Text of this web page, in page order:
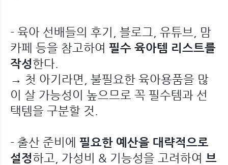
- 육아 선배들의 후기, 블로그, 유튜브, 맘
카페 등을 참고하여 필수 육아템 리스트를
작성한다.
→ 첫 아기라면, 불필요한 육아용품을 많
이 살 가능성이 높으므로 꼭 필수템과 선
택템을 구분할 것.
- 출산 준비에 필요한 예산을 대략적으로
설정하고, 가성비 & 기능성을 고려하여 브